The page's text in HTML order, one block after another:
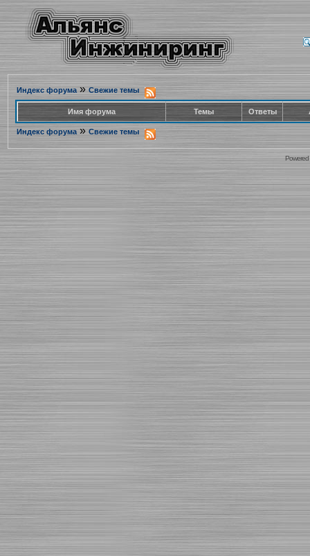
Индекс форума» Свежие темы
Имя форума Темы Ответы
Индекс форума » Свежие темы